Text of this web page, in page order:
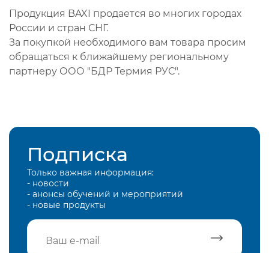
Продукция BAXI продается во многих городах
России и стран СНГ.
За покупкой необходимого вам товара просим
обращаться к ближайшему региональному
партнеру ООО "БДР Термия РУС".
Подписка
Только важная информация:
- новости
- анонсы обучений и мероприятий
- новые продукты